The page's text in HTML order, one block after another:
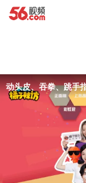
动头皮、吞拳、跳手